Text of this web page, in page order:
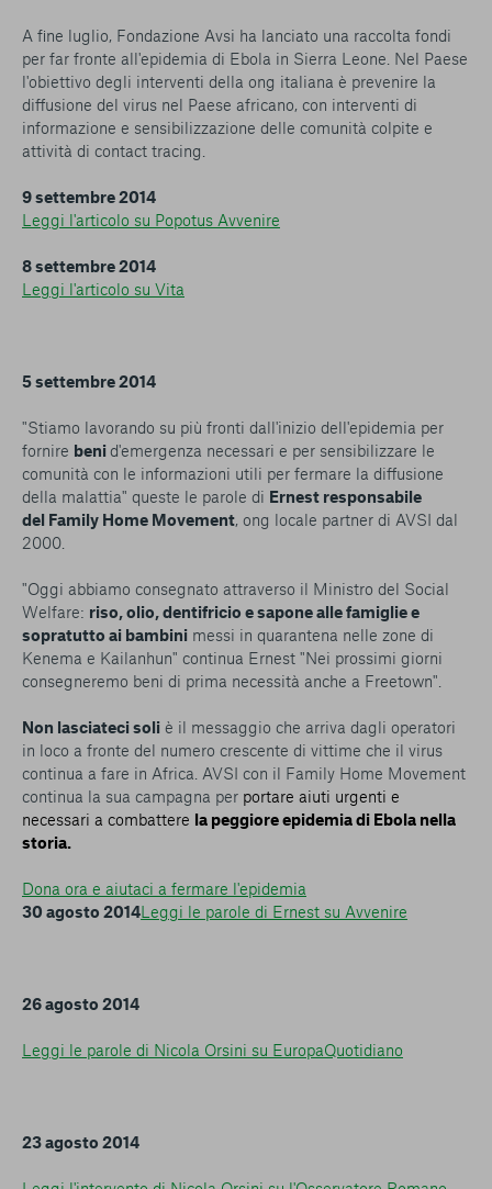
A fine luglio, Fondazione Avsi ha lanciato una raccolta fondi
per far fronte all'epidemia di Ebola in Sierra Leone. Nel Paese
l'obiettivo degli interventi della ong italiana è prevenire la
diffusione del virus nel Paese africano, con interventi di
informazione e sensibilizzazione delle comunità colpite e
attività di contact tracing.
9 settembre 2014
Leggi l'articolo su Popotus Avvenire
8 settembre 2014
Leggi l'articolo su Vita
5 settembre 2014
"Stiamo lavorando su più fronti dall'inizio dell'epidemia per
fornire benid'emergenza necessari e per sensibilizzare le
comunità con le informazioni utili per fermare la diffusione
della malattia" queste le parole di Ernest responsabile
del Family Home Movement, ong locale partner di AVSI dal
2000.
"Oggi abbiamo consegnato attraverso il Ministro del Social
Welfare: riso, olio, dentifricio e sapone alle famiglie e
sopratutto ai bambini messi in quarantena nelle zone di
Kenema e Kailanhun" continua Ernest "Nei prossimi giorni
consegneremo beni di prima necessità anche a Freetown".
Non lasciateci soli è il messaggio che arriva dagli operatori
in loco a fronte del numero crescente di vittime che il virus
continua a fare in Africa. AVSI con il Family Home Movement
continua la sua campagna per portare aiuti urgenti e
necessari a combattere la peggiore epidemia di Ebola nella
storia.
Dona ora e aiutaci a fermare l'epidemia
30 agosto 2014Leggi le parole di Ernest su Avvenire
26 agosto 2014
Leggi le parole di Nicola Orsini su EuropaQuotidiano
23 agosto 2014